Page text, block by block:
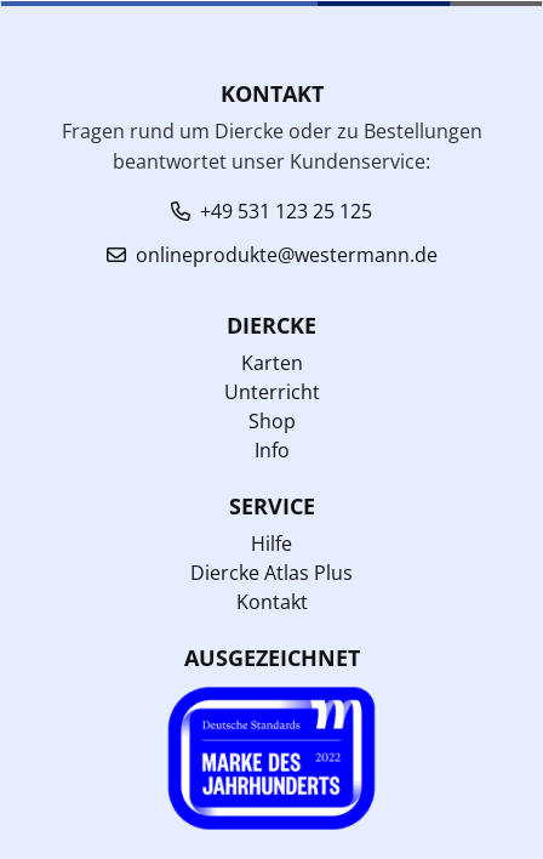
KONTAKT
Fragen rund um Diercke oder zu Bestellungen
beantwortet unser Kundenservice:
+49 531 123 25 125
onlineprodukte@westermann.de
DIERCKE
Karten
Unterricht
Shop
Info
SERVICE
Hilfe
Diercke Atlas Plus
Kontakt
AUSGEZEICHNET